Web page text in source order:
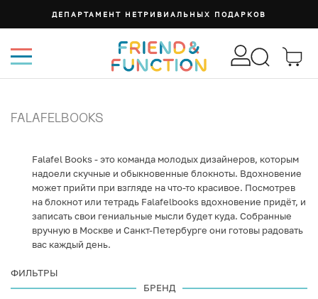
ДЕПАРТАМЕНТ НЕТРИВИАЛЬНЫХ ПОДАРКОВ
FALAFELBOOKS
Falafel Books - это команда молодых дизайнеров, которым
надоели скучные и обыкновенные блокноты. Вдохновение
может прийти при взгляде на что-то красивое. Посмотрев
на блокнот или тетрадь Falafelbooks вдохновение придёт, и
записать свои гениальные мысли будет куда. Собранные
вручную в Москве и Санкт-Петербурге они готовы радовать
вас каждый день.
ФИЛЬТРЫ
БРЕНД